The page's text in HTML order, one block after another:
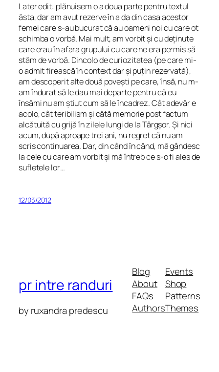
Later edit: plănuisem o a doua parte pentru textul
ăsta, dar am avut rezerve în a da din casa acestor
femei care s-au bucurat că au oameni noi cu care ot
schimba o vorbă. Mai mult, am vorbit și cu deținute
care erau în afara grupului cu care ne era permis să
stăm de vorbă. Dincolo de curiozitatea (pe care mi-
o admit firească în context dar și puțin rezervată),
am descoperit alte două povești pe care, însă, nu m-
am îndurat să le dau mai departe pentru că eu
însămi nu am știut cum să le încadrez. Cât adevăr e
acolo, cât teribilism și câtă memorie post factum
alcătuită cu grijă în zilele lungi de la Târgșor. Și nici
acum, după aproape trei ani, nu regret că nu am
scris continuarea. Dar, din când în când, mă gândesc
la cele cu care am vorbit și mă întreb ce s-o fi ales de
sufletele lor…
12/03/2012
pr intre randuri
by ruxandra predescu
Blog
About
FAQs
Authors
Events
Shop
Patterns
Themes